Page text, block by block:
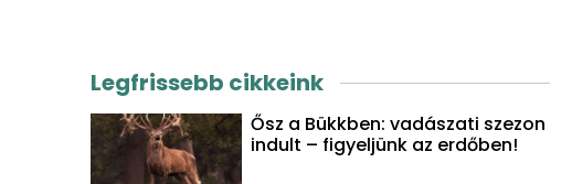
Legfrissebb cikkeink
Ősz a Bükkben: vadászati szezon
indult – figyeljünk az erdőben!